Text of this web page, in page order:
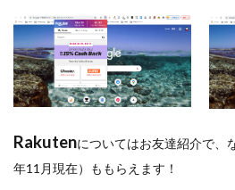
Rakutenについてはお友達紹介で、
年11月現在）ももらえます！